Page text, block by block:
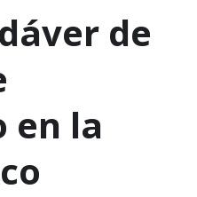
de
en la